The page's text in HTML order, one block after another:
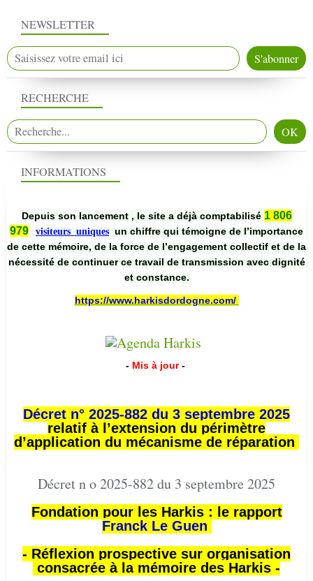
NEWSLETTER
RECHERCHE
INFORMATIONS
Depuis son lancement , le site a déjà comptabilisé 1 806
979
visiteurs uniques un chiffre qui témoigne de l’importance
de cette mémoire, de la force de l’engagement collectif et de la
nécessité de continuer ce travail de transmission avec dignité
et constance.
https://www.harkisdordogne.com/
- Mis à jour -
Décret n° 2025-882 du 3 septembre 2025
relatif à l’extension du périmètre
d’application du mécanisme de réparation
Décret n o 2025-882 du 3 septembre 2025
Fondation pour les Harkis : le rapport
Franck Le Guen
- Réflexion prospective sur organisation
consacrée à la mémoire des Harkis -